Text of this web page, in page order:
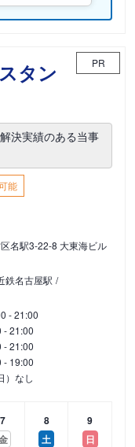
タン
PR
決実績のある当事
能
名駅3-22-8 大東海ビル
鉄名古屋駅
- 21:00
- 21:00
- 21:00
- 19:00
）なし
7
8
土
9
日